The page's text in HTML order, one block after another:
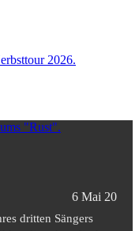
6 Mai 20
dritten Sängers